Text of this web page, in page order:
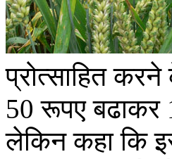
प्रोत्साहित
50 रूपए बढाकर
लेकिन कहा कि